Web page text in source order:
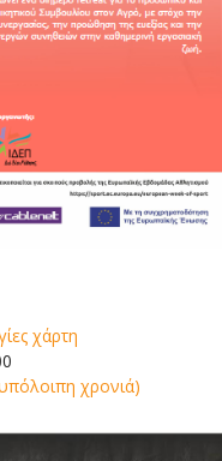
χάρτη
χρονιά)